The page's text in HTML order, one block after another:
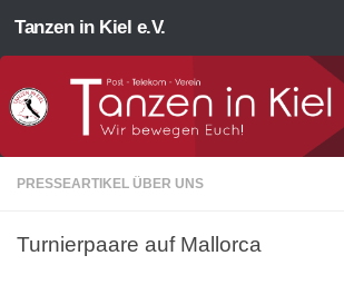
Zum Inhalt springen
Tanzen in Kiel e.V.
PRESSEARTIKEL ÜBER UNS
Turnierpaare auf Mallorca